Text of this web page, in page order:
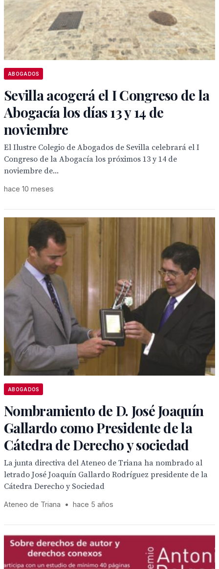
ABOGADOS
Sevilla acogerá el I Congreso de la
Abogacía los días 13 y 14 de
noviembre
El Ilustre Colegio de Abogados de Sevilla celebrará el I
Congreso de la Abogacía los próximos 13 y 14 de
noviembre de...
hace 10 meses
ABOGADOS
Nombramiento de D. José Joaquín
Gallardo como Presidente de la
Cátedra de Derecho y sociedad
La junta directiva del Ateneo de Triana ha nombrado al
letrado José Joaquín Gallardo Rodríguez presidente de la
Cátedra Derecho y Sociedad
Ateneo de Triana • hace 5 años